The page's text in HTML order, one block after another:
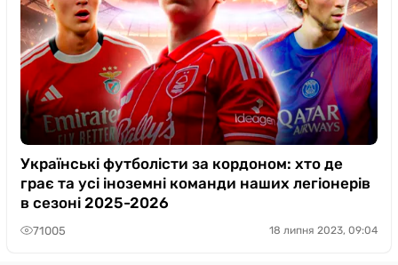
Українські футболісти за кордоном: хто де
грає та усі іноземні команди наших легіонерів
в сезоні 2025-2026
71005 18 липня 2023, 09:04